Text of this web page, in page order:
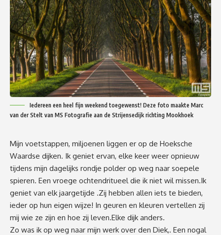
Iedereen een heel fijn weekend toegewenst! Deze foto maakte Marc
van der Stelt van MS Fotografie aan de Strijensedijk richting Mookhoek
Mijn voetstappen, miljoenen liggen er op de Hoeksche
Waardse dijken. Ik geniet ervan, elke keer weer opnieuw
tijdens mijn dagelijks rondje polder op weg naar soepele
spieren. Een vroege ochtendritueel die ik niet wil missen.Ik
geniet van elk jaargetijde .Zij hebben allen iets te bieden,
ieder op hun eigen wijze! In geuren en kleuren vertellen zij
mij wie ze zijn en hoe zij leven.Elke dijk anders.
Zo was ik op weg naar mijn werk over den Diek,. Een nogal